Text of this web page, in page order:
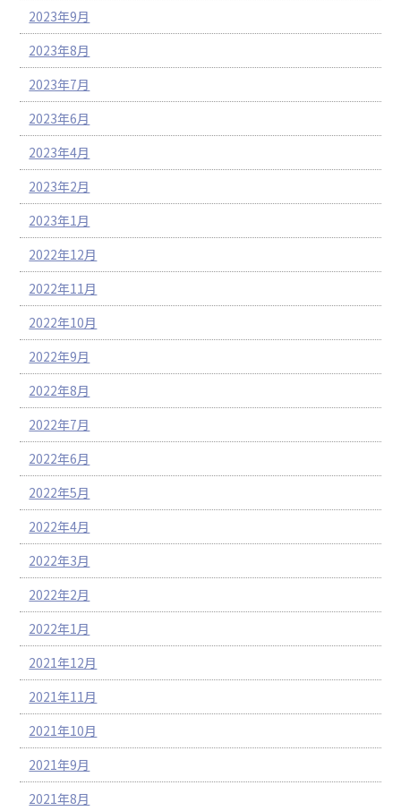
2023年9月
2023年8月
2023年7月
2023年6月
2023年4月
2023年2月
2023年1月
2022年12月
2022年11月
2022年10月
2022年9月
2022年8月
2022年7月
2022年6月
2022年5月
2022年4月
2022年3月
2022年2月
2022年1月
2021年12月
2021年11月
2021年10月
2021年9月
2021年8月